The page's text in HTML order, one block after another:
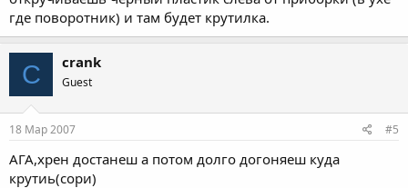
где поворотник) и там будет крутилка.
C crank
Guest
18 Мар 2007 #5
АГА,хрен достанеш а потом долго догоняеш куда
крутиь(сори)